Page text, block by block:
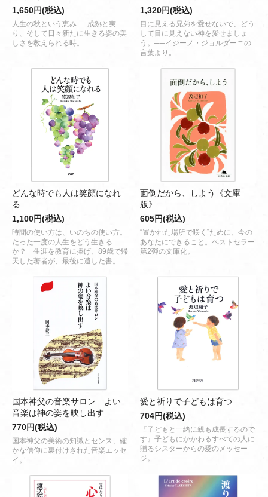
1,650円(税込)
人生の秋という恵み──成熟と実
り、そして日々新たに生きる姿の美
しさを教えられる時。
1,320円(税込)
目に見える兄弟を愛せないで、どう
して目に見えない神を愛せましょ
う。──イジーノ・ジョルダーニの
言葉より。
どんな時でも人は笑顔になれ
る
1,100円(税込)
時間の使い方は、いのちの使い方。
たった一度の人生をどう生きる
か？ 生涯を教育に捧げ、89歳で帰
天した著者が、最後に遺した書。
面倒だから、しよう《文庫
版》
605円(税込)
“置かれた場所で咲く”ために、今の
あなたにできること。ベストセラー
第2弾の文庫化。
国本神父の音楽サロン よい
音楽は神の姿を映し出す
770円(税込)
国本神父の美術の知識とセンス、確
かな信仰に裏付けされた音楽エッセ
イ。
愛と祈りで子どもは育つ
704円(税込)
『子どもと一緒に親も成長するので
す』子どもにかかわるすべての人に
贈るシスターからの愛のメッセー
ジ。